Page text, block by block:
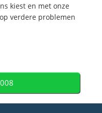
kiest en met onze
verdere problemen